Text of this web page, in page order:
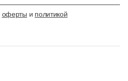
оферты и политикой